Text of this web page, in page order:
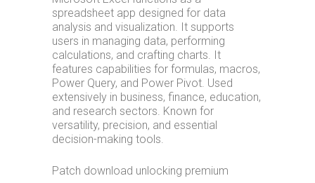
spreadsheet app designed for data
analysis and visualization. It supports
users in managing data, performing
calculations, and crafting charts. It
features capabilities for formulas, macros,
Power Query, and Power Pivot. Used
extensively in business, finance, education,
and research sectors. Known for
versatility, precision, and essential
decision-making tools.
Patch download unlocking premium